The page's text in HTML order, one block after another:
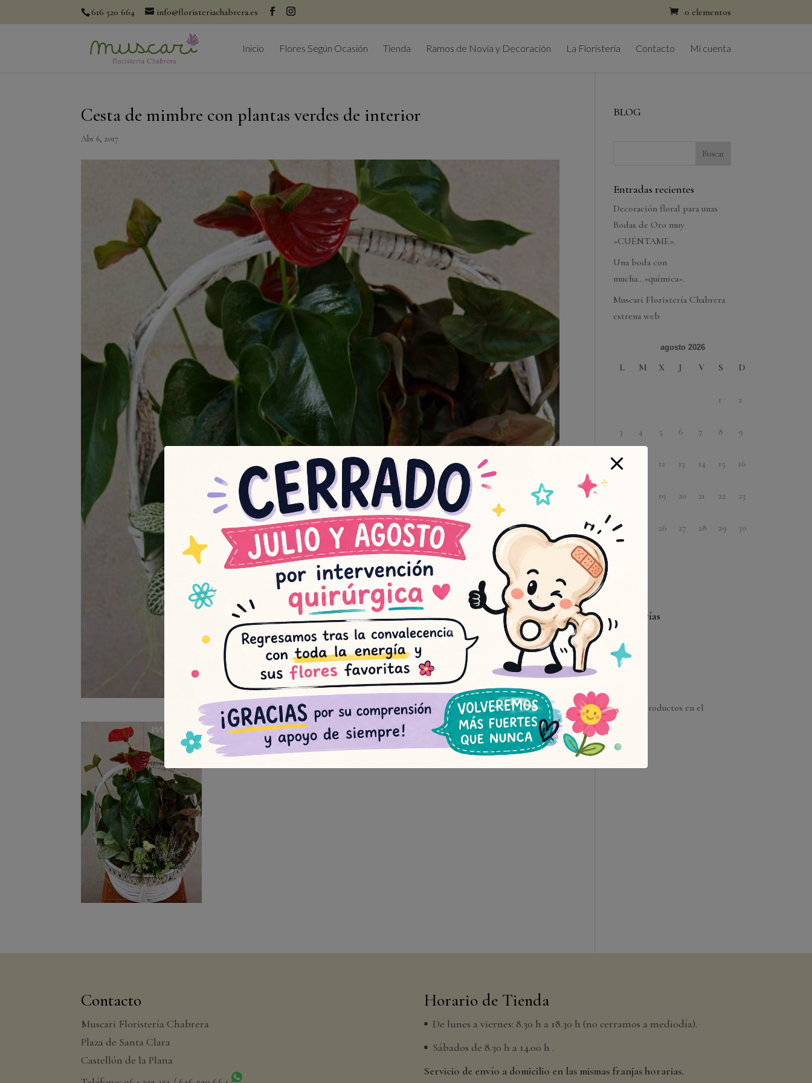
616 520 664 info@floristeriachabrera.es 0 elementos
Inicio Flores Según Ocasión Tienda Ramos de Novia y Decoración La Floristería Contacto Mi cuenta
Cesta de mimbre con plantas verdes de interior
Abr 6, 2017
BLOG
Entradas recientes
Decoración floral para unas
Bodas de Oro muy
»CUÉNTAME».
Una boda con
mucha…»química».
Muscari Floristería Chabrera
estrena web
agosto 2026
L M X J V S D
1 2
3 4 5 6 7 8 9
10 12 13 14 15 16
19 20 21 22 23
24 26 27 28 29 30
Categorías
Muscari
No hay productos en el
carrito.
Contacto
Muscari Floristería Chabrera
Plaza de Santa Clara
Castellón de la Plana
Horario de Tienda
De lunes a viernes: 8.30 h a 18.30 h (no cerramos a mediodía).
Sábados de 8.30 h a 14.00 h .
Servicio de envío a domicilio en las mismas franjas horarias.